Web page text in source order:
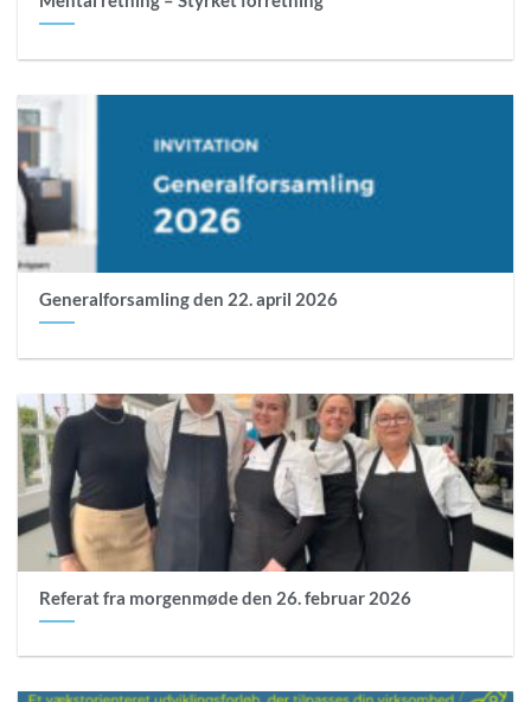
Generalforsamling den 22. april 2026
Referat fra morgenmøde den 26. februar 2026